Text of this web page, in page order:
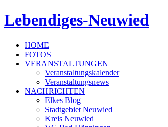
Lebendiges-Neuwied
HOME
FOTOS
VERANSTALTUNGEN
Veranstaltungskalender
Veranstaltungsnews
NACHRICHTEN
Elkes Blog
Stadtgebiet Neuwied
Kreis Neuwied